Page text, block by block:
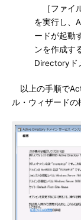
［ファイ
を実行し、
ードが起動
ンを作成す
Directoryド
以上の手順で
ル・ウィザードの